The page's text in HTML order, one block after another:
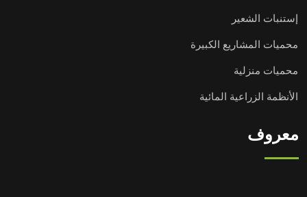
إستنبات الشعير
محميات المشاريع الكبيرة
محميات منزلية
الأنظمة الزراعية المائية
معروف